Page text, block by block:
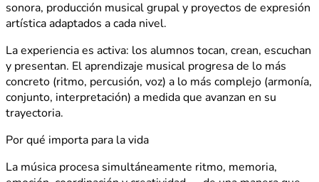
sonora, producción musical grupal y proyectos de expresión
artística adaptados a cada nivel.
La experiencia es activa: los alumnos tocan, crean, escuchan
y presentan. El aprendizaje musical progresa de lo más
concreto (ritmo, percusión, voz) a lo más complejo (armonía,
conjunto, interpretación) a medida que avanzan en su
trayectoria.
Por qué importa para la vida
La música procesa simultáneamente ritmo, memoria,